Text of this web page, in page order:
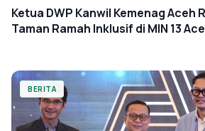
Ketua DWP Kanwil Kemenag Aceh
Taman Ramah Inklusif di MIN 13
BERITA